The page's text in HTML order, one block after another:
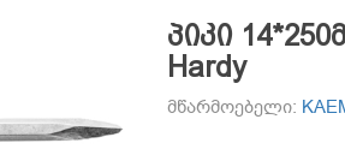
პიკი
Hardy
მწარმოებელი: